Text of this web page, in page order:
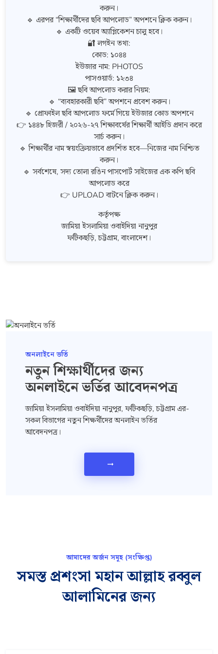
করুন।
🔹 এরপর “শিক্ষার্থীদের ছবি আপলোড” অপশনে ক্লিক করুন।
🔹 একটি ওয়েব অ্যাপ্লিকেশন চালু হবে।
🔐 লগইন তথ্য:
কোড: ১০৪৪
ইউজার নাম: PHOTOS
পাসওয়ার্ড: ১২৩৪
🖼️ ছবি আপলোড করার নিয়ম:
🔹 “ব্যবহারকারী ছবি” অপশনে প্রবেশ করুন।
🔹 প্রোফাইল ছবি আপলোড ফর্মে গিয়ে ইউজার কোড অপশনে
👉 ১৪৪৮ হিজরী / ২০২৬-২৭ শিক্ষাবর্ষের শিক্ষার্থী আইডি প্রদান করে
সার্চ করুন।
🔹 শিক্ষার্থীর নাম স্বয়ংক্রিয়ভাবে প্রদর্শিত হবে—নিজের নাম নিশ্চিত
করুন।
🔹 সর্বশেষে, সদ্য তোলা রঙিন পাসপোর্ট সাইজের এক কপি ছবি
আপলোড করে
👉 UPLOAD বাটনে ক্লিক করুন।
কর্তৃপক্ষ
জামিয়া ইসলামিয়া ওবাইদিয়া নানুপুর
ফটিকছড়ি, চট্টগ্রাম, বাংলাদেশ।
অনলাইনে ভর্তি
নতুন শিক্ষার্থীদের জন্য
অনলাইনেভর্তির আবেদনপত্র
জামিয়া ইসলামিয়া ওবাইদিয়া নানুপুর, ফটিকছড়ি, চট্টগ্রাম এর-
সকল বিভাগের নতুন শিক্ষর্থীদের অনলাইন ভর্তির
আবেদনপত্র।
arrow_right_alt
আমাদের অর্জন সমূহ (সংক্ষিপ্ত)
সমস্ত প্রশংসা মহান আল্লাহ রব্বুল
আলামিনের জন্য